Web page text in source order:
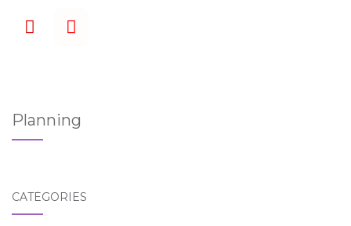
Planning
CATÉGORIES